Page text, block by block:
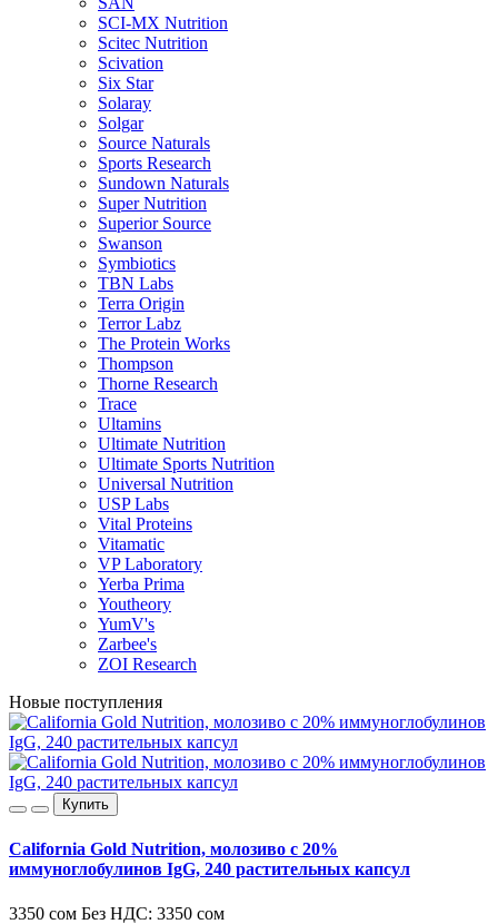
SCI-MX Nutrition
Scitec Nutrition
Scivation
Six Star
Solaray
Solgar
Source Naturals
Sports Research
Sundown Naturals
Super Nutrition
Superior Source
Swanson
Symbiotics
TBN Labs
Terra Origin
Terror Labz
The Protein Works
Thompson
Thorne Research
Trace
Ultamins
Ultimate Nutrition
Ultimate Sports Nutrition
Universal Nutrition
USP Labs
Vital Proteins
Vitamatic
VP Laboratory
Yerba Prima
Youtheory
YumV's
Zarbee's
ZOI Research
Новые поступления
Купить
California Gold Nutrition, молозиво с 20%
иммуноглобулинов IgG, 240 растительных капсул
3350 сом Без НДС: 3350 сом